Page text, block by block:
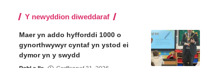
Y newyddion diweddaraf
Maer yn addo hyfforddi 1000 o
gynorthwywyr cyntaf yn ystod ei
dymor yn y swydd